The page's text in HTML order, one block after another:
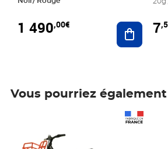
1 490,00€ Ajouter
7
Vous pourriez